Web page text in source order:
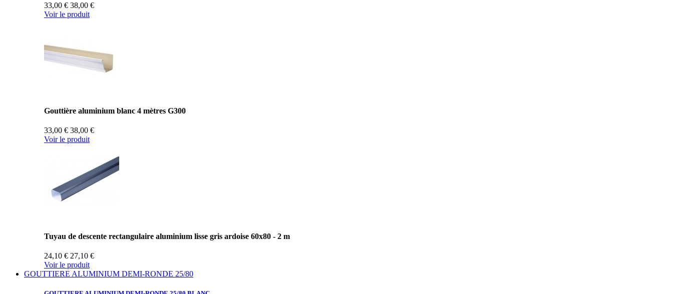
33,00 € 38,00 €
Voir le produit
Gouttière aluminium blanc 4 mètres G300
33,00 € 38,00 €
Voir le produit
Tuyau de descente rectangulaire aluminium lisse gris ardoise 60x80 - 2 m
24,10 € 27,10 €
Voir le produit
GOUTTIERE ALUMINIUM DEMI-RONDE 25/80